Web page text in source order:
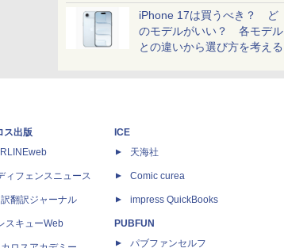
iPhone 17は買うべき？ ど
のモデルがいい？ 各モデル
との違いから選び方を考える
ス出版
ィフェンスニュース
翻訳ジャーナル
スキューWeb
ICE
天海社
Comic curea
impress QuickBooks
PUBFUN
パブファンセルフ